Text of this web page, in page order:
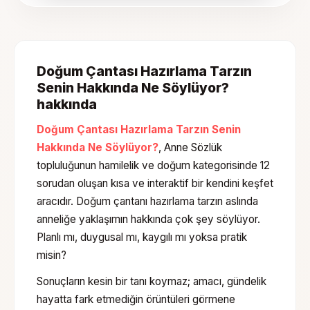
Doğum Çantası Hazırlama Tarzın
Senin Hakkında Ne Söylüyor?
hakkında
Doğum Çantası Hazırlama Tarzın Senin
Hakkında Ne Söylüyor?, Anne Sözlük
topluluğunun hamilelik ve doğum kategorisinde 12
sorudan oluşan kısa ve interaktif bir kendini keşfet
aracıdır. Doğum çantanı hazırlama tarzın aslında
anneliğe yaklaşımın hakkında çok şey söylüyor.
Planlı mı, duygusal mı, kaygılı mı yoksa pratik
misin?
Sonuçların kesin bir tanı koymaz; amacı, gündelik
hayatta fark etmediğin örüntüleri görmene